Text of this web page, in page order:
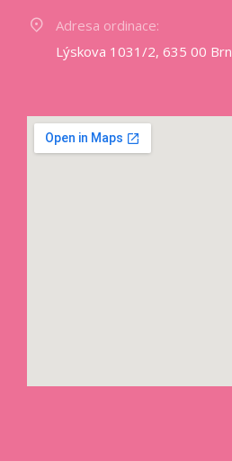
Adresa ordinace:
Lýskova 1031/2, 635 00